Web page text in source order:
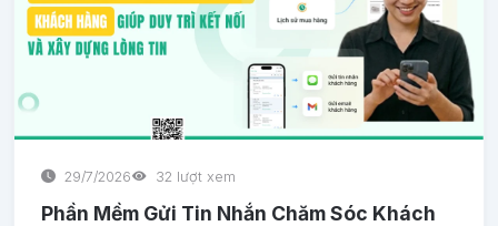
29/7/2026 32 lượt xem
Phần Mềm Gửi Tin Nhắn Chăm Sóc Khách